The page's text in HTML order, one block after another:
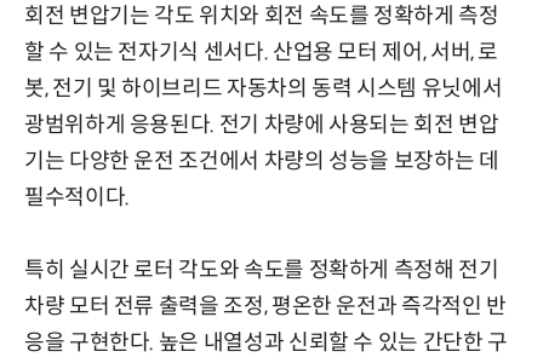
회전 변압기는 각도 위치와 회전 속도를 정확하게 측정
할 수 있는 전자기식 센서다. 산업용 모터 제어, 서버, 로
봇, 전기 및 하이브리드 자동차의 동력 시스템 유닛에서
광범위하게 응용된다. 전기 차량에 사용되는 회전 변압
기는 다양한 운전 조건에서 차량의 성능을 보장하는 데
필수적이다.
특히 실시간 로터 각도와 속도를 정확하게 측정해 전기
차량 모터 전류 출력을 조정, 평온한 운전과 즉각적인 반
응을 구현한다. 높은 내열성과 신뢰할 수 있는 간단한 구